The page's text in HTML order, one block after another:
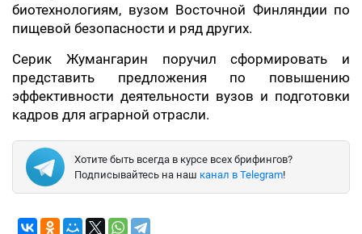
биотехнологиям, вузом Восточной Финляндии по
пищевой безопасности и ряд других.
Серик Жумангарин поручил сформировать и
представить предложения по повышению
эффективности деятельности вузов и подготовки
кадров для аграрной отрасли.
Хотите быть всегда в курсе всех брифингов?
Подписывайтесь на наш канал в Telegram!